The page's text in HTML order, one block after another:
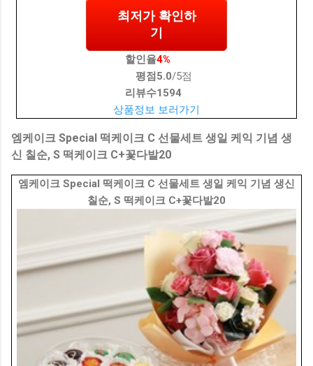
최저가 확인하
기
할인율4%
평점 5.0/5점
리뷰수1594
상품정보 보러가기
엠케이크 Special 떡케이크 C 선물세트 생일 케익 기념 생
신 칠순, S 떡케이크 C+꽃다발20
엠케이크 Special 떡케이크 C 선물세트 생일 케익 기념 생신
칠순, S 떡케이크 C+꽃다발20